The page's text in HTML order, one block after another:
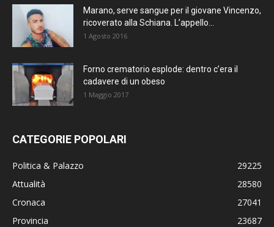
Marano, serve sangue per il giovane Vincenzo,
ricoverato alla Schiana. L’appello...
1 Agosto 2016
Forno crematorio esplode: dentro c’era il
cadavere di un obeso
1 Maggio 2017
CATEGORIE POPOLARI
Politica & Palazzo
29225
Attualità
28580
Cronaca
27041
Provincia
23687